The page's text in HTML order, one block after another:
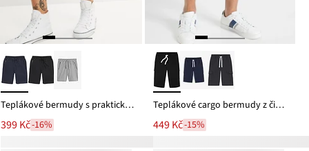
Teplákové bermudy s praktickými kapsami na zip
399 Kč-16%
Teplákové cargo bermudy z čisté organické bavlny
449 Kč-15%